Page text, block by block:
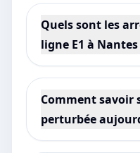
Quels sont les
ligne E1 à Nantes
Comment savoir
perturbée